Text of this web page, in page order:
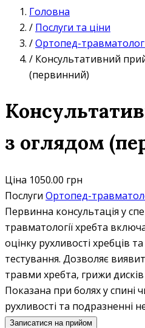
Головна
/ Послуги та ціни
/Ортопед-
/ Консультативний
(первинний)
з оглядом
Ціна 1050.00 грн
Послуги Ортопед-
Первинна консультація у
травматології хребта
оцінку рухливості хребців
тестування. Дозволяє
травми хребта, грижи
Показана при болях у спині
рухливості та подразненні
Записатися на прийом